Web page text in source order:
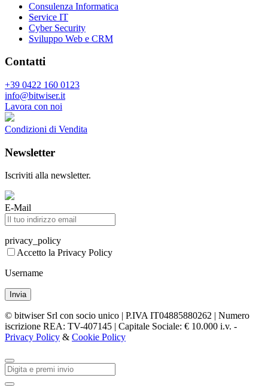
Consulenza Informatica
Service IT
Cyber Security
Sviluppo Web e CRM
Contatti
+39 0422 160 0123
info@bitwiser.it
Lavora con noi
Condizioni di Vendita
Newsletter
Iscriviti alla newsletter.
E-Mail
privacy_policy
Accetto la Privacy Policy
Username
Invia
© bitwiser Srl con socio unico | P.IVA IT04885880262 | Numero
iscrizione REA: TV-407145 | Capitale Sociale: € 10.000 i.v. -
Privacy Policy & Cookie Policy